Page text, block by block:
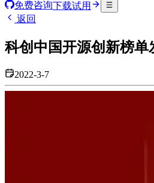
免费咨询下载试用
返回
科创中国开源创新榜
2022-3-7